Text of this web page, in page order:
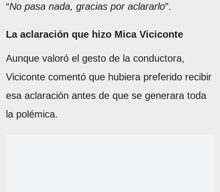
“No pasa nada, gracias por aclararlo”.
La aclaración que hizo Mica Viciconte
Aunque valoró el gesto de la conductora,
Viciconte comentó que hubiera preferido recibir
esa aclaración antes de que se generara toda
la polémica.